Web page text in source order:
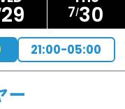
29 7 30
21:00-05:00
ー